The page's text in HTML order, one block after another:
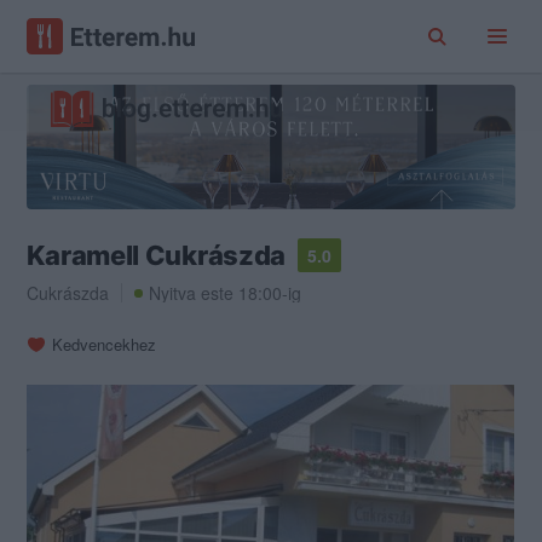
Karamell Cukrászda
5.0
Cukrászda
Nyitva este 18:00-ig
Kedvencekhez